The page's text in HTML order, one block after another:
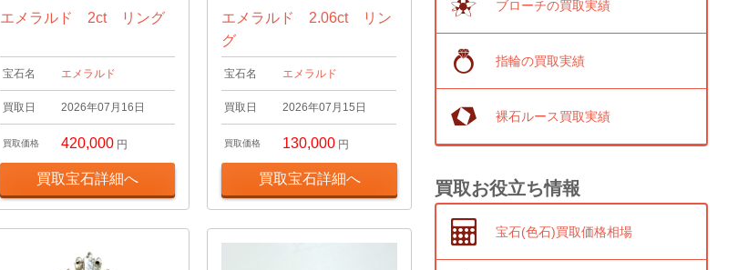
エメラルド 2ct リング
宝石名 エメラルド
買取日 2026年07月16日
買取価格 420,000 円
買取宝石詳細へ
エメラルド 2.06ct リン
グ
宝石名 エメラルド
買取日 2026年07月15日
買取価格 130,000 円
買取宝石詳細へ
ブローチの買取実績
指輪の買取実績
裸石ルース買取実績
買取お役立ち情報
宝石(色石)買取価格相場